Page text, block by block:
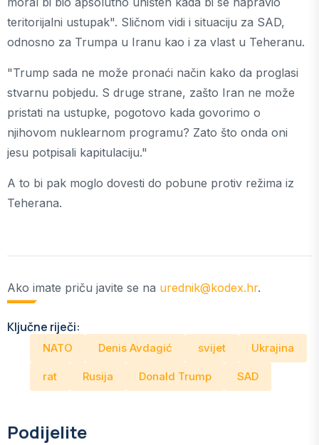
teritorijalni ustupak". Sličnom vidi i situaciju za SAD,
odnosno za Trumpa u Iranu kao i za vlast u Teheranu.
"Trump sada ne može pronaći način kako da proglasi
stvarnu pobjedu. S druge strane, zašto Iran ne može
pristati na ustupke, pogotovo kada govorimo o
njihovom nuklearnom programu? Zato što onda oni
jesu potpisali kapitulaciju."
A to bi pak moglo dovesti do pobune protiv režima iz
Teherana.
Ako imate priču javite se na urednik@kodex.hr.
Ključne riječi:
NATO Denis Avdagić svijet Ukrajina
rat Rusija Donald Trump SAD
Podijelite